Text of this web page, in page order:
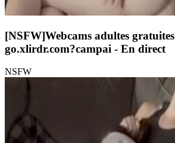
[NSFW]Webcams adultes gratuites
go.xlirdr.com?campai - En direct
NSFW